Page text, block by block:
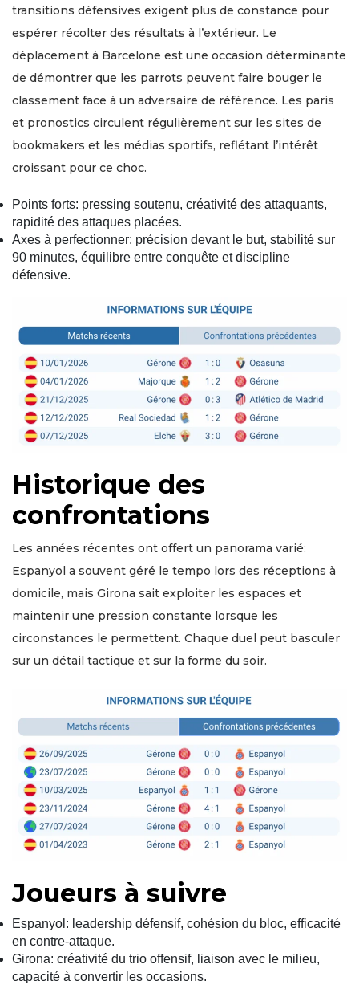
transitions défensives exigent plus de constance pour
espérer récolter des résultats à l’extérieur. Le
déplacement à Barcelone est une occasion déterminante
de démontrer que les parrots peuvent faire bouger le
classement face à un adversaire de référence. Les paris
et pronostics circulent régulièrement sur les sites de
bookmakers et les médias sportifs, reflétant l’intérêt
croissant pour ce choc.
Points forts: pressing soutenu, créativité des attaquants,
rapidité des attaques placées.
Axes à perfectionner: précision devant le but, stabilité sur
90 minutes, équilibre entre conquête et discipline
défensive.
Historique des
confrontations
Les années récentes ont offert un panorama varié:
Espanyol a souvent géré le tempo lors des réceptions à
domicile, mais Girona sait exploiter les espaces et
maintenir une pression constante lorsque les
circonstances le permettent. Chaque duel peut basculer
sur un détail tactique et sur la forme du soir.
Joueurs à suivre
Espanyol: leadership défensif, cohésion du bloc, efficacité
en contre-attaque.
Girona: créativité du trio offensif, liaison avec le milieu,
capacité à convertir les occasions.